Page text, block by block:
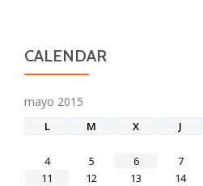
CALENDAR
mayo 2015
L M X J
4
5 6 7
11
12 13 14